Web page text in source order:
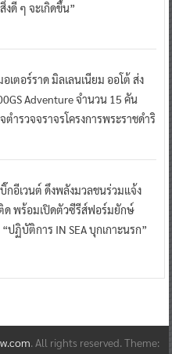
ดี ๆ จะเกิดขึ้น”
เตอร์ราด มิลเลนเนียม ออโต้ ส่ง
Adventure จำนวน 15 คัน
ำรวจจราจรโครงการพระราชดำริ
อีเวนต์ ดึงพลังมวลชนร่วมแจ้ง
ด พร้อมเปิดตัวซีรีส์ฟอร์มยักษ์
“ปฏิบัติการ IN SEA บุกเกาะนรก”
. All rights reserved. Theme: